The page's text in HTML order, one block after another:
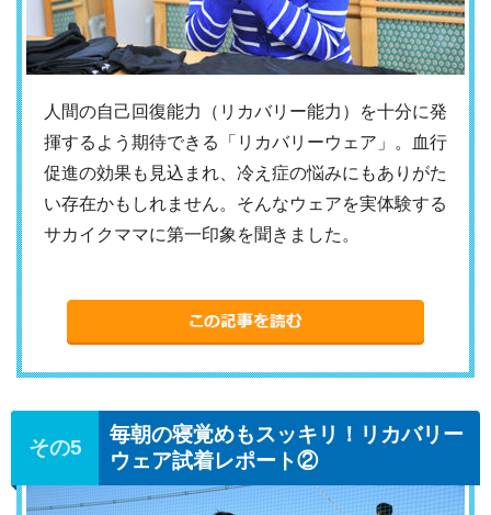
人間の自己回復能力（リカバリー能力）を十分に発
揮するよう期待できる「リカバリーウェア」。血行
促進の効果も見込まれ、冷え症の悩みにもありがた
い存在かもしれません。そんなウェアを実体験する
サカイクママに第一印象を聞きました。
毎朝の寝覚めもスッキリ！リカバリー
ウェア試着レポート②